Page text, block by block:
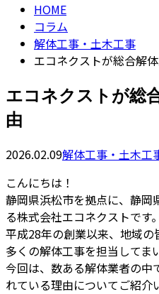
HOME
コラム
解体工事・土木工事
エコネクストが総合解
エコネクストが総
由
2026.02.09解体工事・土木工
こんにちは！
静岡県浜松市を拠点に、静岡
る株式会社エコネクストです。
平成28年の創業以来、地域
多くの解体工事を担当してま
今回は、数ある解体業者の中
れている理由についてご紹介